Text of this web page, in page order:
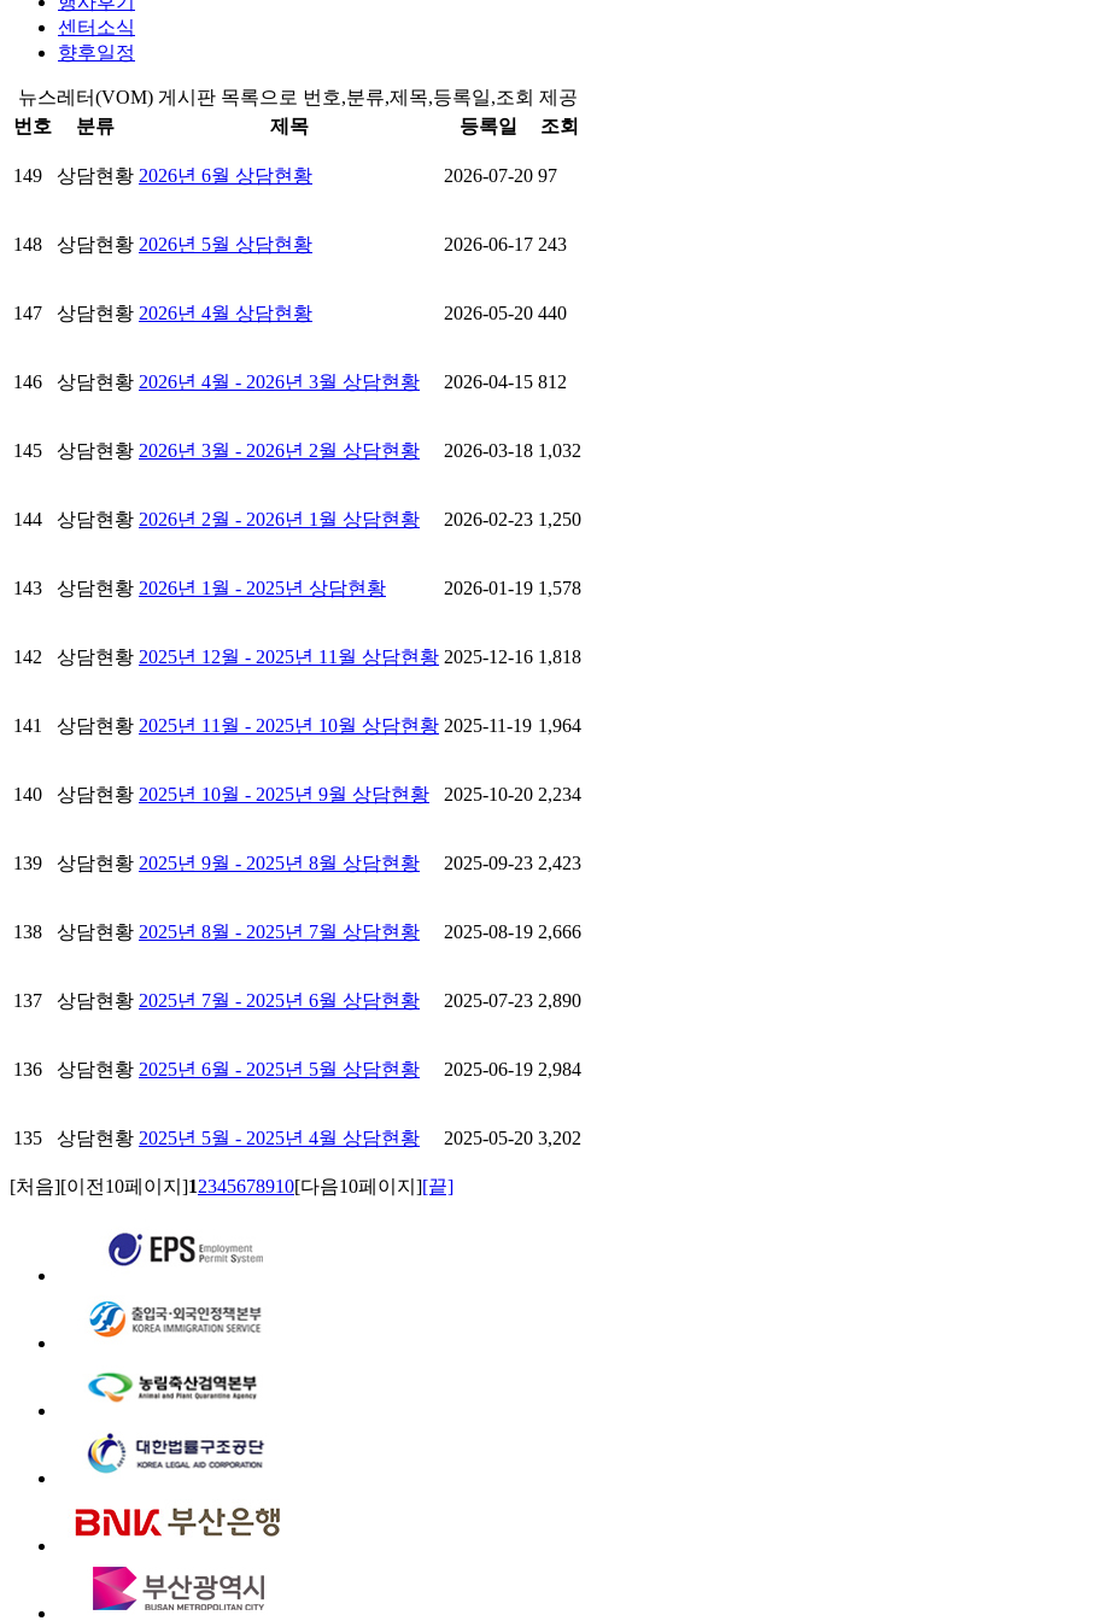
센터소식
향후일정
뉴스레터(VOM) 게시판 목록으로 번호,분류,제목,등록일,조회 제공
번호
분류 제목 등록일 조회
149 상담현황 2026년 6월 상담현황 2026-07-20 97
148 상담현황 2026년 5월 상담현황 2026-06-17 243
147 상담현황 2026년 4월 상담현황 2026-05-20 440
146 상담현황 2026년 4월 - 2026년 3월 상담현황 2026-04-15 812
145 상담현황 2026년 3월 - 2026년 2월 상담현황 2026-03-18 1,032
144 상담현황 2026년 2월 - 2026년 1월 상담현황 2026-02-23 1,250
143 상담현황 2026년 1월 - 2025년 상담현황 2026-01-19 1,578
142 상담현황 2025년 12월 - 2025년 11월 상담현황 2025-12-16 1,818
141 상담현황 2025년 11월 - 2025년 10월 상담현황 2025-11-19 1,964
140 상담현황 2025년 10월 - 2025년 9월 상담현황 2025-10-20 2,234
139 상담현황 2025년 9월 - 2025년 8월 상담현황 2025-09-23 2,423
138 상담현황 2025년 8월 - 2025년 7월 상담현황 2025-08-19 2,666
137 상담현황 2025년 7월 - 2025년 6월 상담현황 2025-07-23 2,890
136 상담현황 2025년 6월 - 2025년 5월 상담현황 2025-06-19 2,984
135 상담현황 2025년 5월 - 2025년 4월 상담현황 2025-05-20 3,202
[처음][이전10페이지]12345678910[다음10페이지][끝]